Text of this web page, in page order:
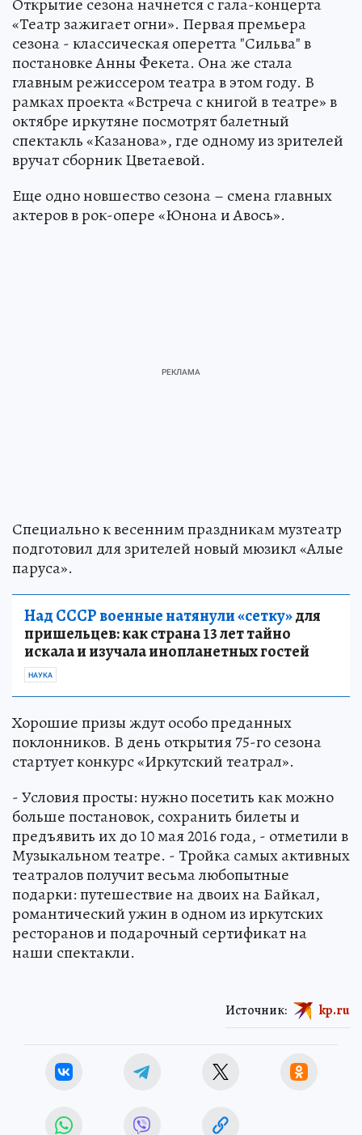
Открытие сезона начнется с гала-концерта
«Театр зажигает огни». Первая премьера
сезона - классическая оперетта "Сильва" в
постановке Анны Фекета. Она же стала
главным режиссером театра в этом году. В
рамках проекта «Встреча с книгой в театре» в
октябре иркутяне посмотрят балетный
спектакль «Казанова», где одному из зрителей
вручат сборник Цветаевой.
Еще одно новшество сезона – смена главных
актеров в рок-опере «Юнона и Авось».
Специально к весенним праздникам музтеатр
подготовил для зрителей новый мюзикл «Алые
паруса».
Над СССР военные натянули «сетку»для
пришельцев: как страна 13 лет тайно
искала и изучала инопланетных гостей
НАУКА
Хорошие призы ждут особо преданных
поклонников. В день открытия 75-го сезона
стартует конкурс «Иркутский театрал».
- Условия просты: нужно посетить как можно
больше постановок, сохранить билеты и
предъявить их до 10 мая 2016 года, - отметили в
Музыкальном театре. - Тройка самых активных
театралов получит весьма любопытные
подарки: путешествие на двоих на Байкал,
романтический ужин в одном из иркутских
ресторанов и подарочный сертификат на
наши спектакли.
Источник: kp.ru